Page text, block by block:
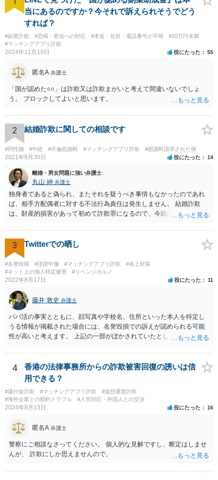
当にあるのですか？今それで訴えられそうでどう
すれば？
#副業詐欺 #恐喝・脅迫への対応 #本名・住所・電話番号が不明
#10万円未満
#マッチングアプリ詐欺
2024年11月19日 役にたった 55
匿名A 弁護士
「国が認めた○○」は詐欺又は詐欺まがいと考えて間違いないでしょ
う。 ブロックしてよいと思います。
2 結婚詐欺に関しての相談です
#同性婚 #中絶 #不倫慰謝料 #マッチングアプリ詐欺 #慰謝料請求された側
2021年9月30日 役にたった 14
離婚・男女問題に強い弁護士
丸山 紳 弁護士
独身者であると偽られ、またそれを疑うべき事情もなかったのであれ
ば、相手方配偶者に対する不法行為責任は発生しません。 結婚詐欺
は、財産的損害があって初めて詐欺罪になるので、今回は該当しませ
であることを知っていれば交際しなかったといえる場合に、慰謝料請
求が可能です。 LINEなどで、結婚を当然の前提にした関係だったこと
を立証できる場合は、請求は可能と考えます。
3 Twitterでの晒し
#名誉毀損 #誹謗中傷 #マッチングアプリ詐欺
#炎上対策
#ネット上の個人特定被害
#リベンジポルノ
2022年8月17日 役にたった 11
藤井 敦史 弁護士
パパ活の事実とともに、顔写真や学校名、住所といった本人を特定し
うる情報が掲載された場合には、名誉毀損での訴えが認められる可能
性が高いと考えます。 上記の一部がぼかされていたとしても、その全
合には、同様に考えます。 よろしくお願いいたします。
4
香港の法律事務所からの詐欺被害回復の誘いは信
用できる？
#還付金詐欺 #マッチングアプリ詐欺
#仮想通貨詐欺
#海外企業との契約トラブル
#入管対応・外国人との交渉
2024年8月13日 役にたった 16
匿名A 弁護士
警察にご相談なさってください。 個人的な見解ですし、断定はしませ
んが、 詐欺にしか思えませんので。